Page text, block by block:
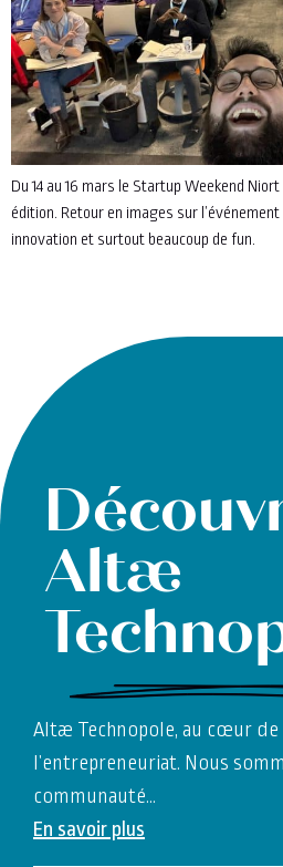
Du 14 au 16 mars le Startup Weekend
édition. Retour en images sur
innovation et surtout beaucoup de fun.
Altæ
Altæ Technopole, au cœur de
l’entrepreneuriat. Nous
communauté…
En savoir plus